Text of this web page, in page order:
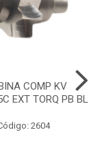
COMP KV
EXT TORQ PB BL
2604